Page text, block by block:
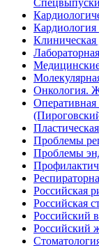
Спецвыпуски
Кардиология
Клиническая
Онкология.
Оперативная
Проблемы
Проблемы
Российская
Российская
Российский
Российский